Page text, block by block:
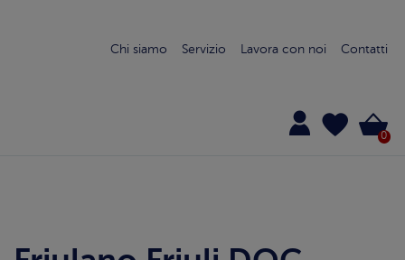
Chi siamo Servizio Lavora con noi Contatti
0